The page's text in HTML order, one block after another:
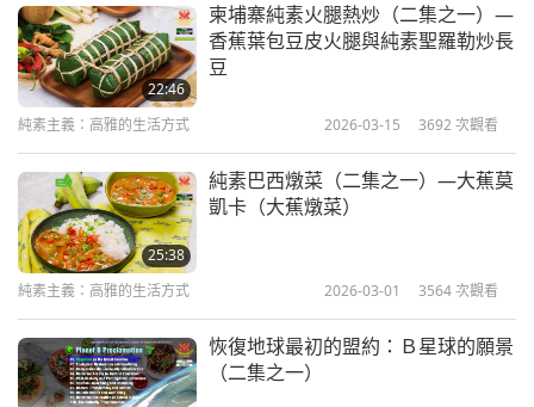
22:46
柬埔寨純素火腿熱炒（二集之一）—
香蕉葉包豆皮火腿與純素聖羅勒炒長
豆
純素主義：高雅的生活方式 2026-03-15 3692 次觀看
25:38
純素巴西燉菜（二集之一）—大蕉莫
凱卡（大蕉燉菜）
純素主義：高雅的生活方式 2026-03-01 3564次觀看
恢復地球最初的盟約：Ｂ星球的願景
（二集之一）